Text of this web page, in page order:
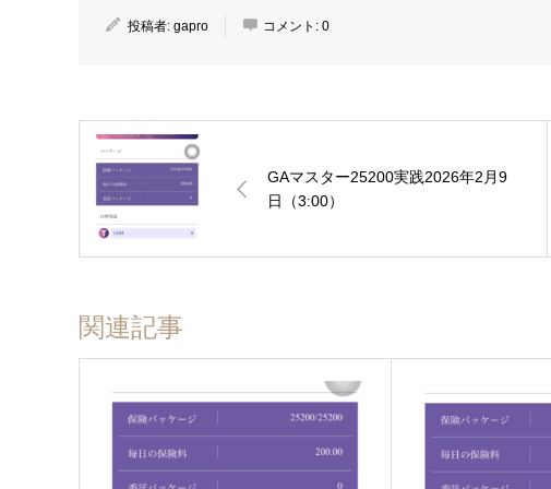
投稿者: gapro コメント: 0
GAマスター25200実践2026年2月9
日（3:00）
関連記事